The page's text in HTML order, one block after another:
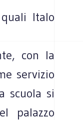
Italo
con la
servizio
scuola si
palazzo